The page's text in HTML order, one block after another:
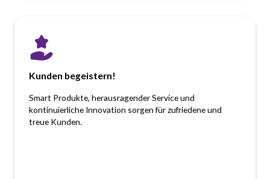
Kunden begeistern!
Smart Produkte, herausragender Service und
kontinuierliche Innovation sorgen für zufriedene und
treue Kunden.